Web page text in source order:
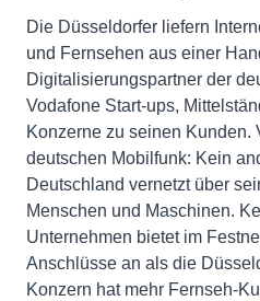
Die Düsseldorfer liefern
und Fernsehen aus einer
Digitalisierungspartner der
Vodafone Start-ups,
Konzerne zu seinen Kunden.
deutschen Mobilfunk: Kein
Deutschland vernetzt über
Menschen und Maschinen.
Unternehmen bietet im
Anschlüsse an als die
Konzern hat mehr Fernseh-